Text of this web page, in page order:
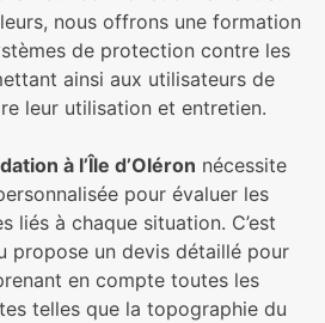
nous offrons une formation
de protection contre les
ainsi aux utilisateurs de
leur utilisation et entretien.
à l’Île d’Oléron nécessite
pour évaluer les
liés à chaque situation. C’est
propose un devis détaillé pour
en compte toutes les
telles que la topographie du